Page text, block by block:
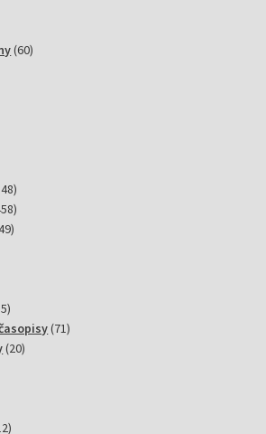
6060
148
produktov
458
produktov
49
15
produktov
7171
2020
212